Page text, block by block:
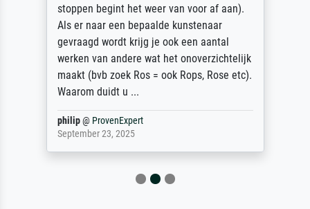
stoppen begint het weer van voor af aan).
Als er naar een bepaalde kunstenaar
gevraagd wordt krijg je ook een aantal
werken van andere wat het onoverzichtelijk
maakt (bvb zoek Ros = ook Rops, Rose etc).
Waarom duidt u ...
philip@ ProvenExpert
September 23, 2025